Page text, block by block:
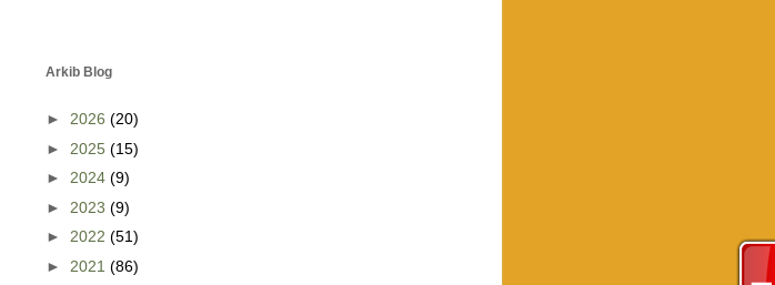
Arkib Blog
► 2026 (20)
► 2025 (15)
► 2024 (9)
► 2023 (9)
► 2022 (51)
► 2021 (86)